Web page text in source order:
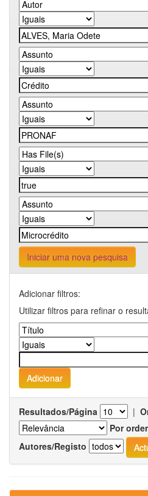
Iniciar uma nova pesquisa
Adicionar filtros:
Utilizar filtros para refinar o
Resultados/Página |
Por
Autores/Registo